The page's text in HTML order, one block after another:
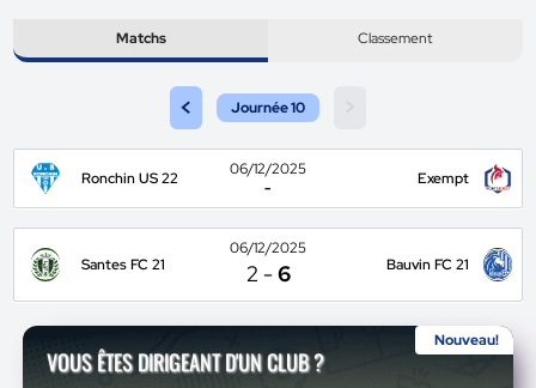
Matchs Classement
< Journée 10
Ronchin US 22
06/12/2025
-
Exempt
Santes FC 21
06/12/2025
2 -6 Bauvin FC 21
Nouveau!
VOUS ÊTES DIRIGEANT D'UN CLUB ?